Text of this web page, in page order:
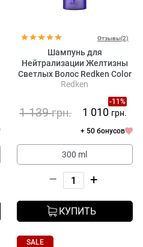
Отзывы(2)
Шампунь для
Нейтрализации Желтизны
Светлых Волос Redken Color
Extend Blondage Shampoo
Redken
-11%
1 139грн. 1 010 грн.
+ 50 бонусов
300 ml
– +
КУПИТЬ
SALE